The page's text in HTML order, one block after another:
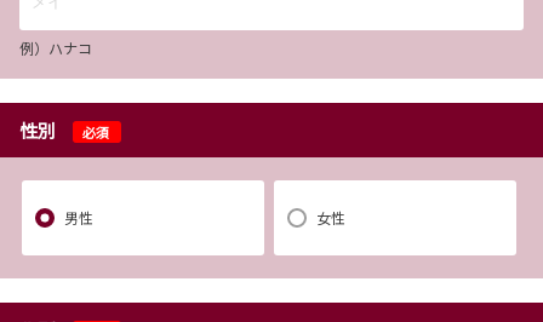
例）ハナコ
性別 必須
男性 女性